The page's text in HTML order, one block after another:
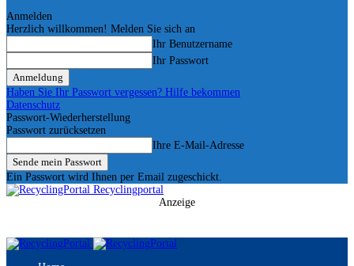
Anmelden
Herzlich willkommen! Melden Sie sich an
Ihr Benutzername
Ihr Passwort
Haben Sie Ihr Passwort vergessen? Hilfe bekommen
Datenschutz
Passwort-Wiederherstellung
Passwort zurücksetzen
Ihre E-Mail-Adresse
Ein Passwort wird Ihnen per Email zugeschickt.
Recyclingportal
Anzeige